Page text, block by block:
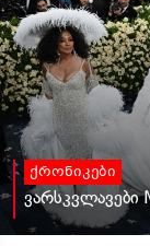
ქრონიკები